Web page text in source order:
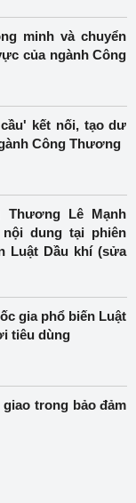
minh và chuyển
của ngành Công
kết nối, tạo dư
Công Thương
Lê Mạnh
dung tại phiên
Luật Dầu khí (sửa
gia phổ biến Luật
tiêu dùng
trong bảo đảm